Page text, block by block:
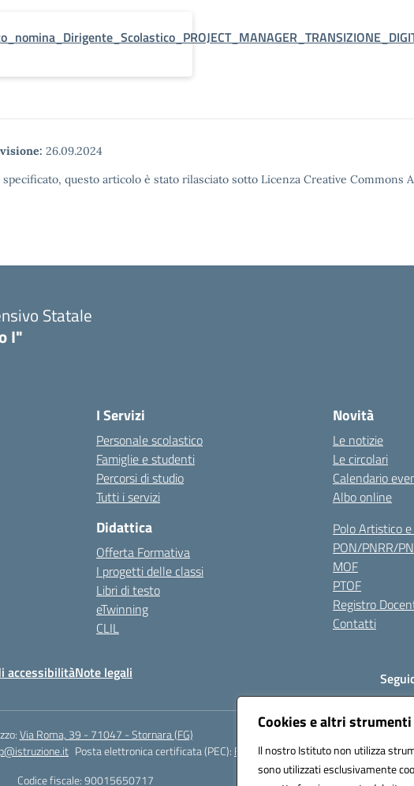
Cookies e altri
Il nostro Istituto non utilizza
sono utilizzati esclusivamente
26.09.2024
questo articolo è stato rilasciato sotto Licenza Creative Commons
Statale
I"
I Servizi
Personale scolastico
Famiglie e studenti
Percorsi di studio
Tutti i servizi
Didattica
Offerta Formativa
I progetti delle classi
Libri di testo
eTwinning
CLIL
Novità
Le notizie
Le circolari
Calendario
Albo online
Polo Artistico
PON/PNRR/PN
MOF
PTOF
Registro
Contatti
accessibilitàNote legali
Via Roma, 39 - 71047 - Stornara (FG)
Posta elettronica certificata (PEC): FGIC83700P@pec.istruzione.it
Codice fiscale: 90015650717